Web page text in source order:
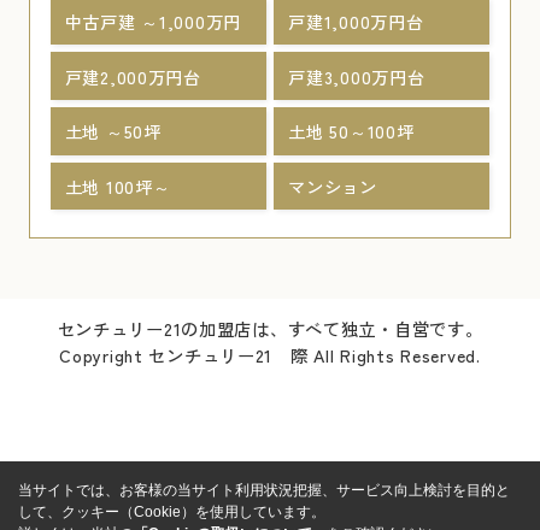
中古戸建 ～1,000万円 戸建1,000万円台
戸建2,000万円台 戸建3,000万円台
土地 ～50坪 土地 50～100坪
土地 100坪～ マンション
センチュリー21の加盟店は、すべて独立・自営です。
Copyright センチュリー21 際 All Rights Reserved.
当サイトでは、お客様の当サイト利用状況把握、サービス向上検討を目的と
して、クッキー（Cookie）を使用しています。